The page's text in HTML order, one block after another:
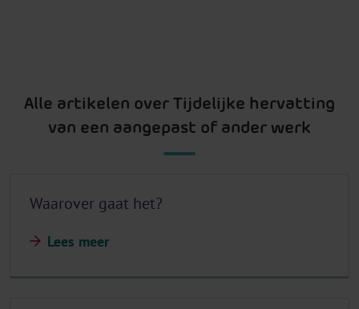
Alle artikelen over Tijdelijke hervatting
van een aangepast of ander werk
Waarover gaat het?
Lees meer